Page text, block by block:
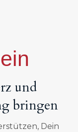
und
bringen
Dein